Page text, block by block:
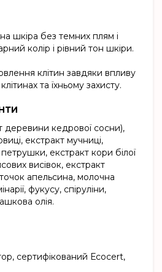
шкіра без темних плям і
колір і рівний тон шкіри.
клітин завдяки впливу
та їхньому захисту.
кедрової сосни),
екстракт мучниці,
екстракт кори білої
висівок, екстракт
апельсина, молочна
фукусу, спіруліни,
олія.
сертифікований Есосеrt,